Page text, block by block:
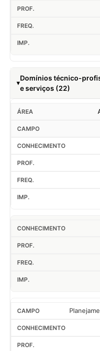
Domínios técnico-
e serviços (22)